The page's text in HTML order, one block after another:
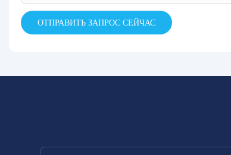
ОТПРАВИТЬ ЗАПРОС СЕЙЧАС